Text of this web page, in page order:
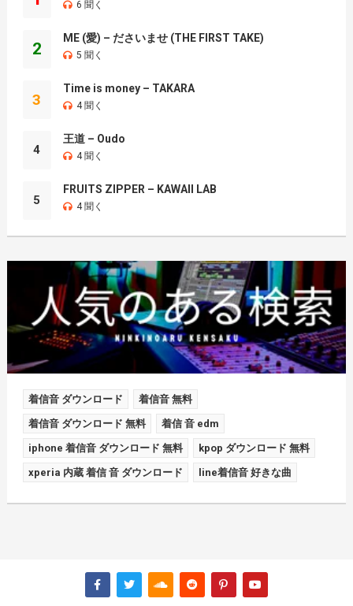
6 聞く
2
ME (愛) – ださいませ (THE FIRST TAKE)
5 聞く
3
Time is money – TAKARA
4 聞く
4
王道 – Oudo
4 聞く
5
FRUITS ZIPPER – KAWAII LAB
4 聞く
着信音 ダウンロード 着信音 無料
着信音 ダウンロード 無料 着信 音 edm
iphone 着信音 ダウンロード 無料 kpop ダウンロード 無料
xperia 内蔵 着信 音 ダウンロード line着信音 好きな曲